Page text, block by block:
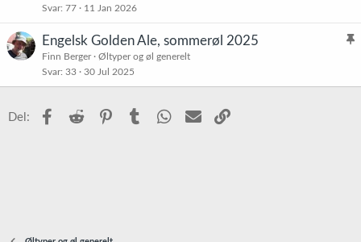
t
Svar 77 11 Jan 2026
K
s
Engelsk Golden Ale, sommerøl 2025
Finn Berger
Øltyper og øl generelt
Svar 33 30 Jul 2025
Del: Facebook
Reddit PinterestTumblr WhatsApp
E-post